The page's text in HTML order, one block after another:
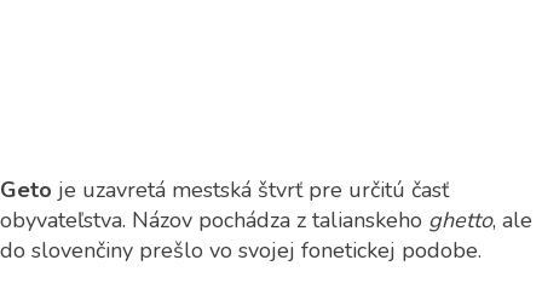
Geto je uzavretá mestská štvrť pre určitú časť
obyvateľstva. Názov pochádza z talianskeho ghetto, ale
do slovenčiny prešlo vo svojej fonetickej podobe.